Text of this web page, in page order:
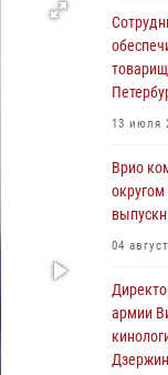
07
Для
07
(видео)
07
13 июля
Врио
округом
04
армии